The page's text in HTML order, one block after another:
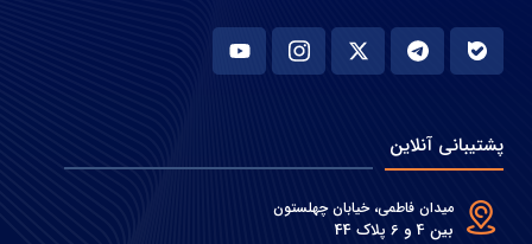
پشتیبانی آنلاین
میدان فاطمی، خیابان چهلستون
بین 4 و 6 پلاک 44